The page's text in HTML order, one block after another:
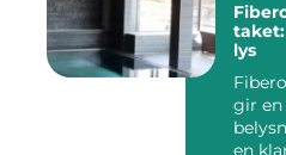
lys
gir
en